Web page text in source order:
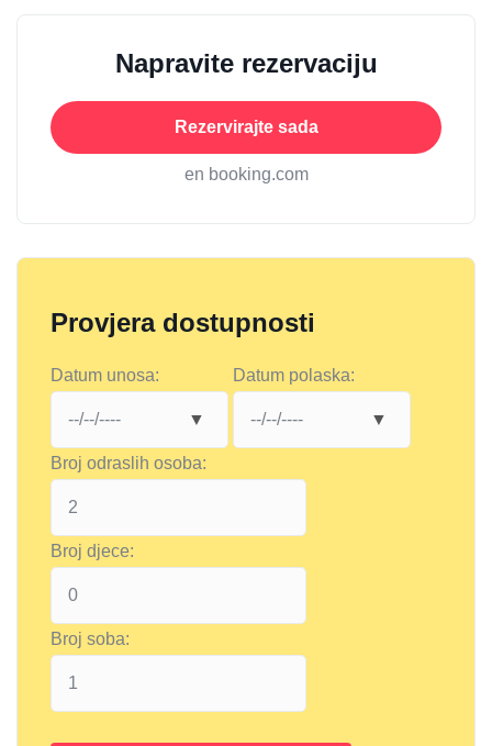
Napravite rezervaciju
Rezervirajte sada
en booking.com
Provjera dostupnosti
Datum unosa: Datum polaska:
Broj odraslih osoba:
Broj djece:
Broj soba: